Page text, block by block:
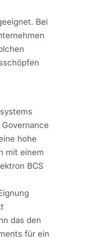
Bei
hohe
mit einem
BCS
das den
für ein